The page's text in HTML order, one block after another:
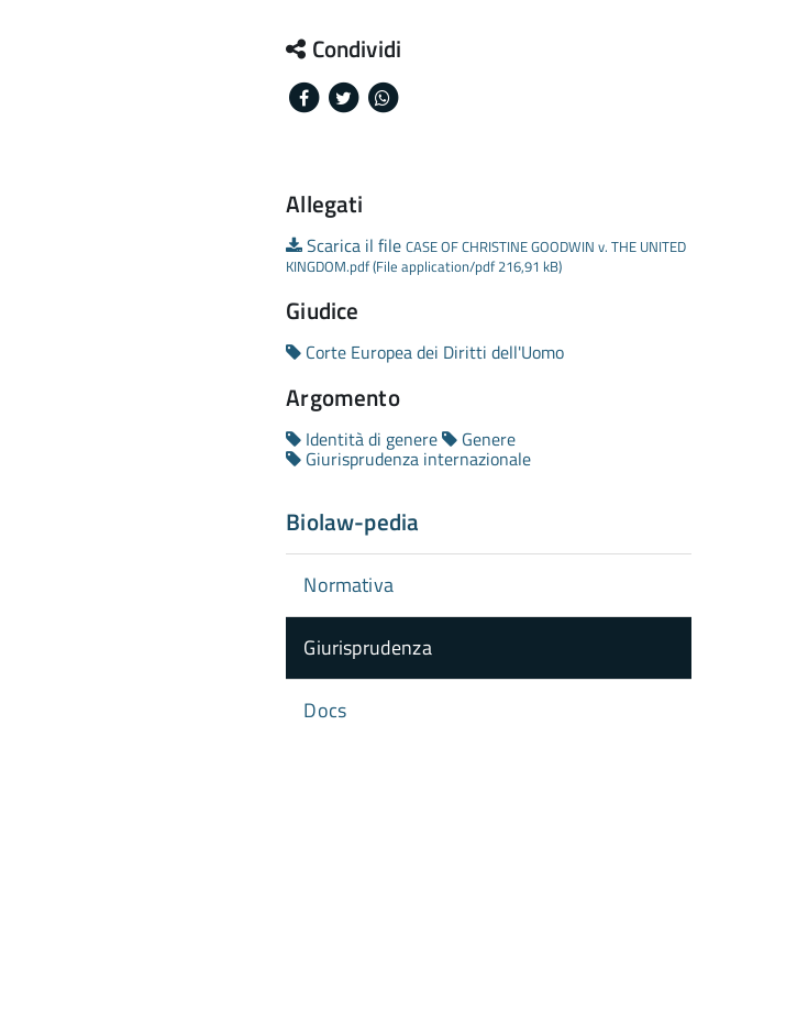
Condividi
Facebook
Twitter
Allegati
Scarica il file CASE OF CHRISTINE GOODWIN v. THE UNITED
KINGDOM.pdf (File application/pdf 216,91 kB)
Giudice
Corte Europea dei Diritti dell'Uomo
Argomento
Identità di genere Genere
Giurisprudenza internazionale
Biolaw-pedia
Normativa
Giurisprudenza
Docs